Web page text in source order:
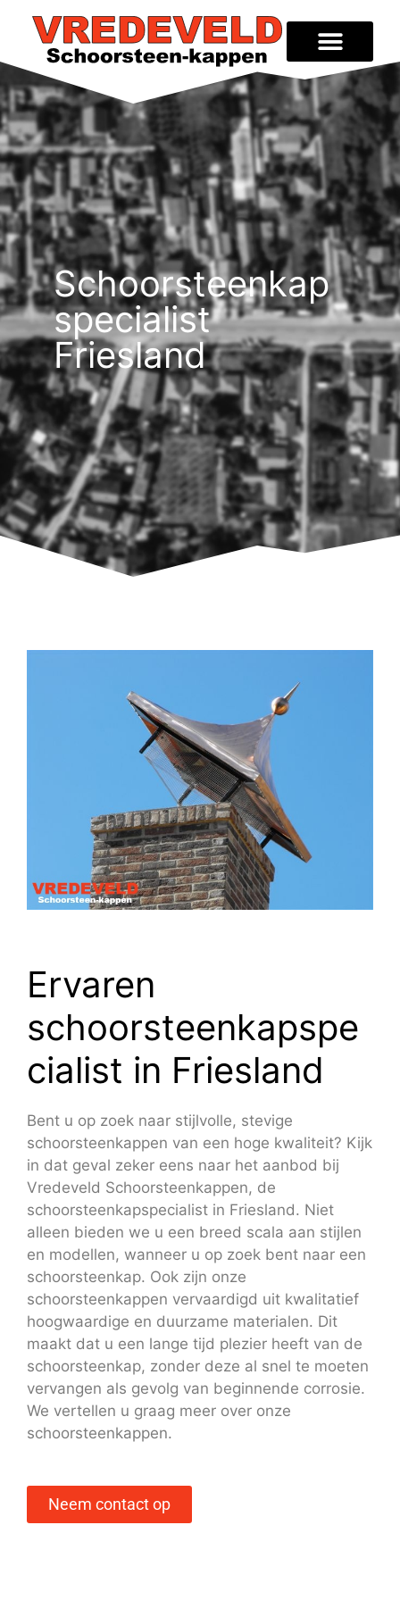
Schoorsteenkap
specialist
Friesland
Ervaren
schoorsteenkapspe
cialist in Friesland
Bent u op zoek naar stijlvolle, stevige
schoorsteenkappen van een hoge kwaliteit? Kijk
in dat geval zeker eens naar het aanbod bij
Vredeveld Schoorsteenkappen, de
schoorsteenkapspecialist in Friesland. Niet
alleen bieden we u een breed scala aan stijlen
en modellen, wanneer u op zoek bent naar een
schoorsteenkap. Ook zijn onze
schoorsteenkappen vervaardigd uit kwalitatief
hoogwaardige en duurzame materialen. Dit
maakt dat u een lange tijd plezier heeft van de
schoorsteenkap, zonder deze al snel te moeten
vervangen als gevolg van beginnende corrosie.
We vertellen u graag meer over onze
schoorsteenkappen.
Neem contact op